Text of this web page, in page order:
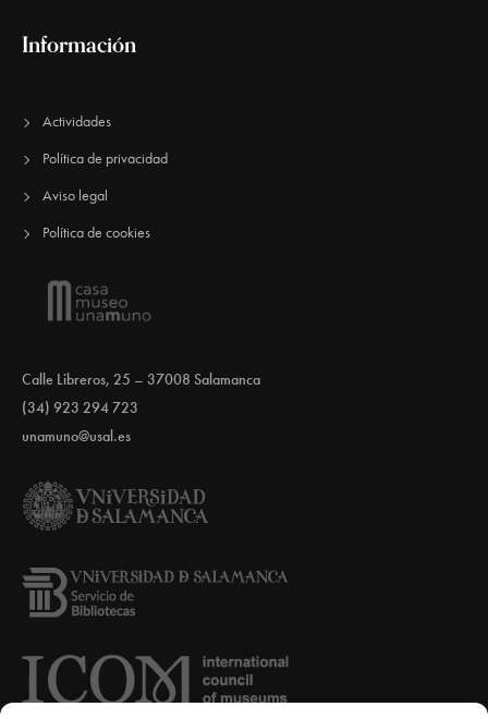
Información
Actividades
Política de privacidad
Aviso legal
Política de cookies
Calle Libreros, 25 – 37008 Salamanca
(34) 923 294 723
unamuno@usal.es